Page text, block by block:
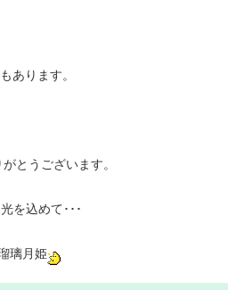
あります。
とうございます。
を込めて･･･
璃月姫